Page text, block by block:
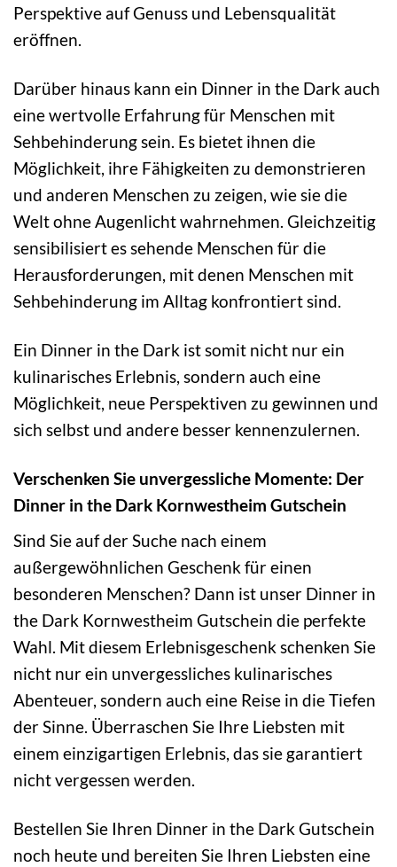
Perspektive auf Genuss und Lebensqualität
eröffnen.
Darüber hinaus kann ein Dinner in the Dark auch
eine wertvolle Erfahrung für Menschen mit
Sehbehinderung sein. Es bietet ihnen die
Möglichkeit, ihre Fähigkeiten zu demonstrieren
und anderen Menschen zu zeigen, wie sie die
Welt ohne Augenlicht wahrnehmen. Gleichzeitig
sensibilisiert es sehende Menschen für die
Herausforderungen, mit denen Menschen mit
Sehbehinderung im Alltag konfrontiert sind.
Ein Dinner in the Dark ist somit nicht nur ein
kulinarisches Erlebnis, sondern auch eine
Möglichkeit, neue Perspektiven zu gewinnen und
sich selbst und andere besser kennenzulernen.
Verschenken Sie unvergessliche Momente: Der
Dinner in the Dark Kornwestheim Gutschein
Sind Sie auf der Suche nach einem
außergewöhnlichen Geschenk für einen
besonderen Menschen? Dann ist unser Dinner in
the Dark Kornwestheim Gutschein die perfekte
Wahl. Mit diesem Erlebnisgeschenk schenken Sie
nicht nur ein unvergessliches kulinarisches
Abenteuer, sondern auch eine Reise in die Tiefen
der Sinne. Überraschen Sie Ihre Liebsten mit
einem einzigartigen Erlebnis, das sie garantiert
nicht vergessen werden.
Bestellen Sie Ihren Dinner in the Dark Gutschein
noch heute und bereiten Sie Ihren Liebsten eine